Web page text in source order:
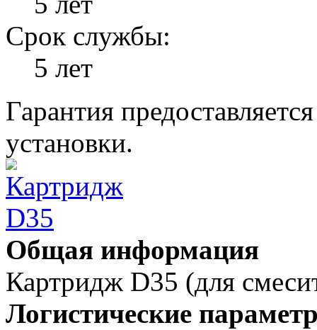
Срок службы:
5 лет
Гарантия
установки.
Общая информация
Картридж D35 (для
Логистические